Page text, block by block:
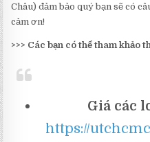
Châu) đảm bảo quý bạn sẽ có
cảm ơn!
>>> Các bạn có thể tham khảo
Giá các
https://